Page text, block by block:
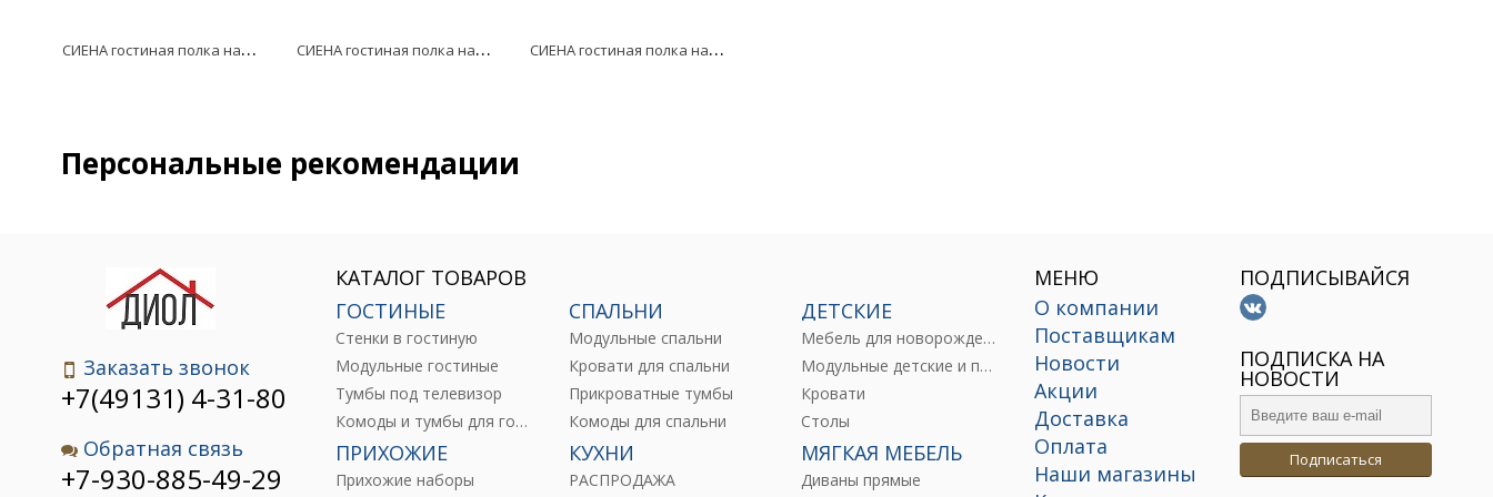
С
ИЕНА гостиная полка навесная 1 1300 ГТ.0723.301 С
ИЕНА гостиная полка навесная 5 ГТ.0723.308 С
ИЕНА гостиная полка навесная 4 ГТ.0723.307
Персональные рекомендации
Заказать звонок
+7(49131) 4-31-80
Обратная связь
+7-930-885-49-29
КАТАЛОГ ТОВАРОВ
ГОСТИНЫЕ
Стенки в гостиную
Модульные гостиные
Тумбы под телевизор
Комоды и тумбы для гостиных
СПАЛЬНИ
Модульные спальни
Кровати для спальни
Прикроватные тумбы
Комоды для спальни
ДЕТСКИЕ
Мебель для новорожденных
Модульные детские и подростковые
Кровати
Столы
ПРИХОЖИЕ
Прихожие наборы
КУХНИ
РАСПРОДАЖА
МЯГКАЯ МЕБЕЛЬ
Диваны прямые
МЕНЮ
О компании
Поставщикам
Новости
Акции
Доставка
Оплата
Наши магазины
ПОДПИСЫВАЙСЯ
ПОДПИСКА НА
НОВОСТИ
Подписаться